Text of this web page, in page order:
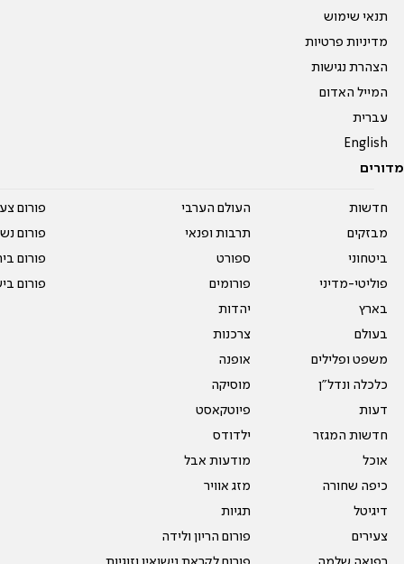
תנאי שימוש
מדיניות פרטיות
הצהרת נגישות
המייל האדום
עברית
English
מדורים
חדשות
מבזקים
ביטחוני
פוליטי-מדיני
בארץ
בעולם
משפט ופלילים
כלכלה ונדל"ן
דעות
חדשות המגזר
אוכל
כיפה שחורה
דיגיטל
צעירים
העולם הערבי
תרבות ופנאי
ספורט
פורומים
יהדות
צרכנות
אופנה
מוסיקה
פיוטקאסט
ילדודס
מודעות אבל
מזג אוויר
תגיות
פורום הריון ולידה
פורום
פורום
פורום
פורום